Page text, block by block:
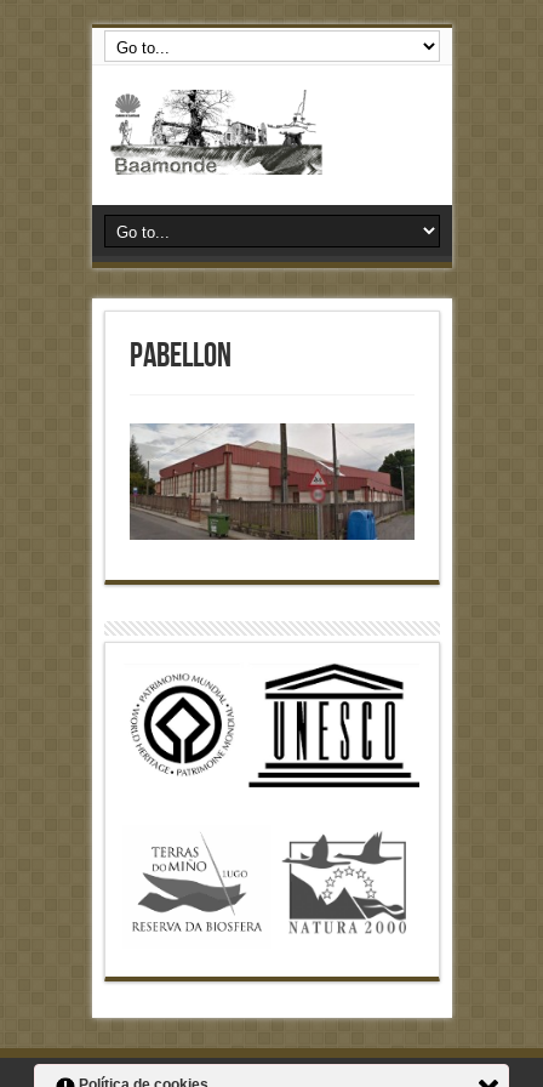
pabellon